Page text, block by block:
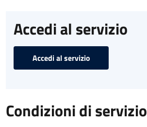
Accedi al servizio
Accedi al servizio
Condizioni di servizio